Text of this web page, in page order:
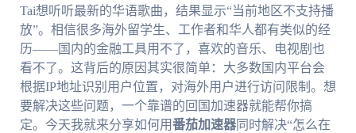
Tai想听听最新的华语歌曲，结果显示“当前地区不支持播
放”。相信很多海外留学生、工作者和华人都有类似的经
历——国内的金融工具用不了，喜欢的音乐、电视剧也
看不了。这背后的原因其实很简单：大多数国内平台会
根据IP地址识别用户位置，对海外用户进行访问限制。想
要解决这些问题，一个靠谱的回国加速器就能帮你搞
定。今天我就来分享如何用番茄加速器同时解决“怎么在